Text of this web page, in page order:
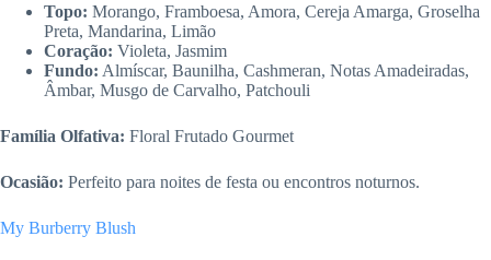
Topo: Morango, Framboesa, Amora, Cereja Amarga, Groselha
Preta, Mandarina, Limão
Coração: Violeta, Jasmim
Fundo: Almíscar, Baunilha, Cashmeran, Notas Amadeiradas,
Âmbar, Musgo de Carvalho, Patchouli
Família Olfativa: Floral Frutado Gourmet
Ocasião: Perfeito para noites de festa ou encontros noturnos.
My Burberry Blush